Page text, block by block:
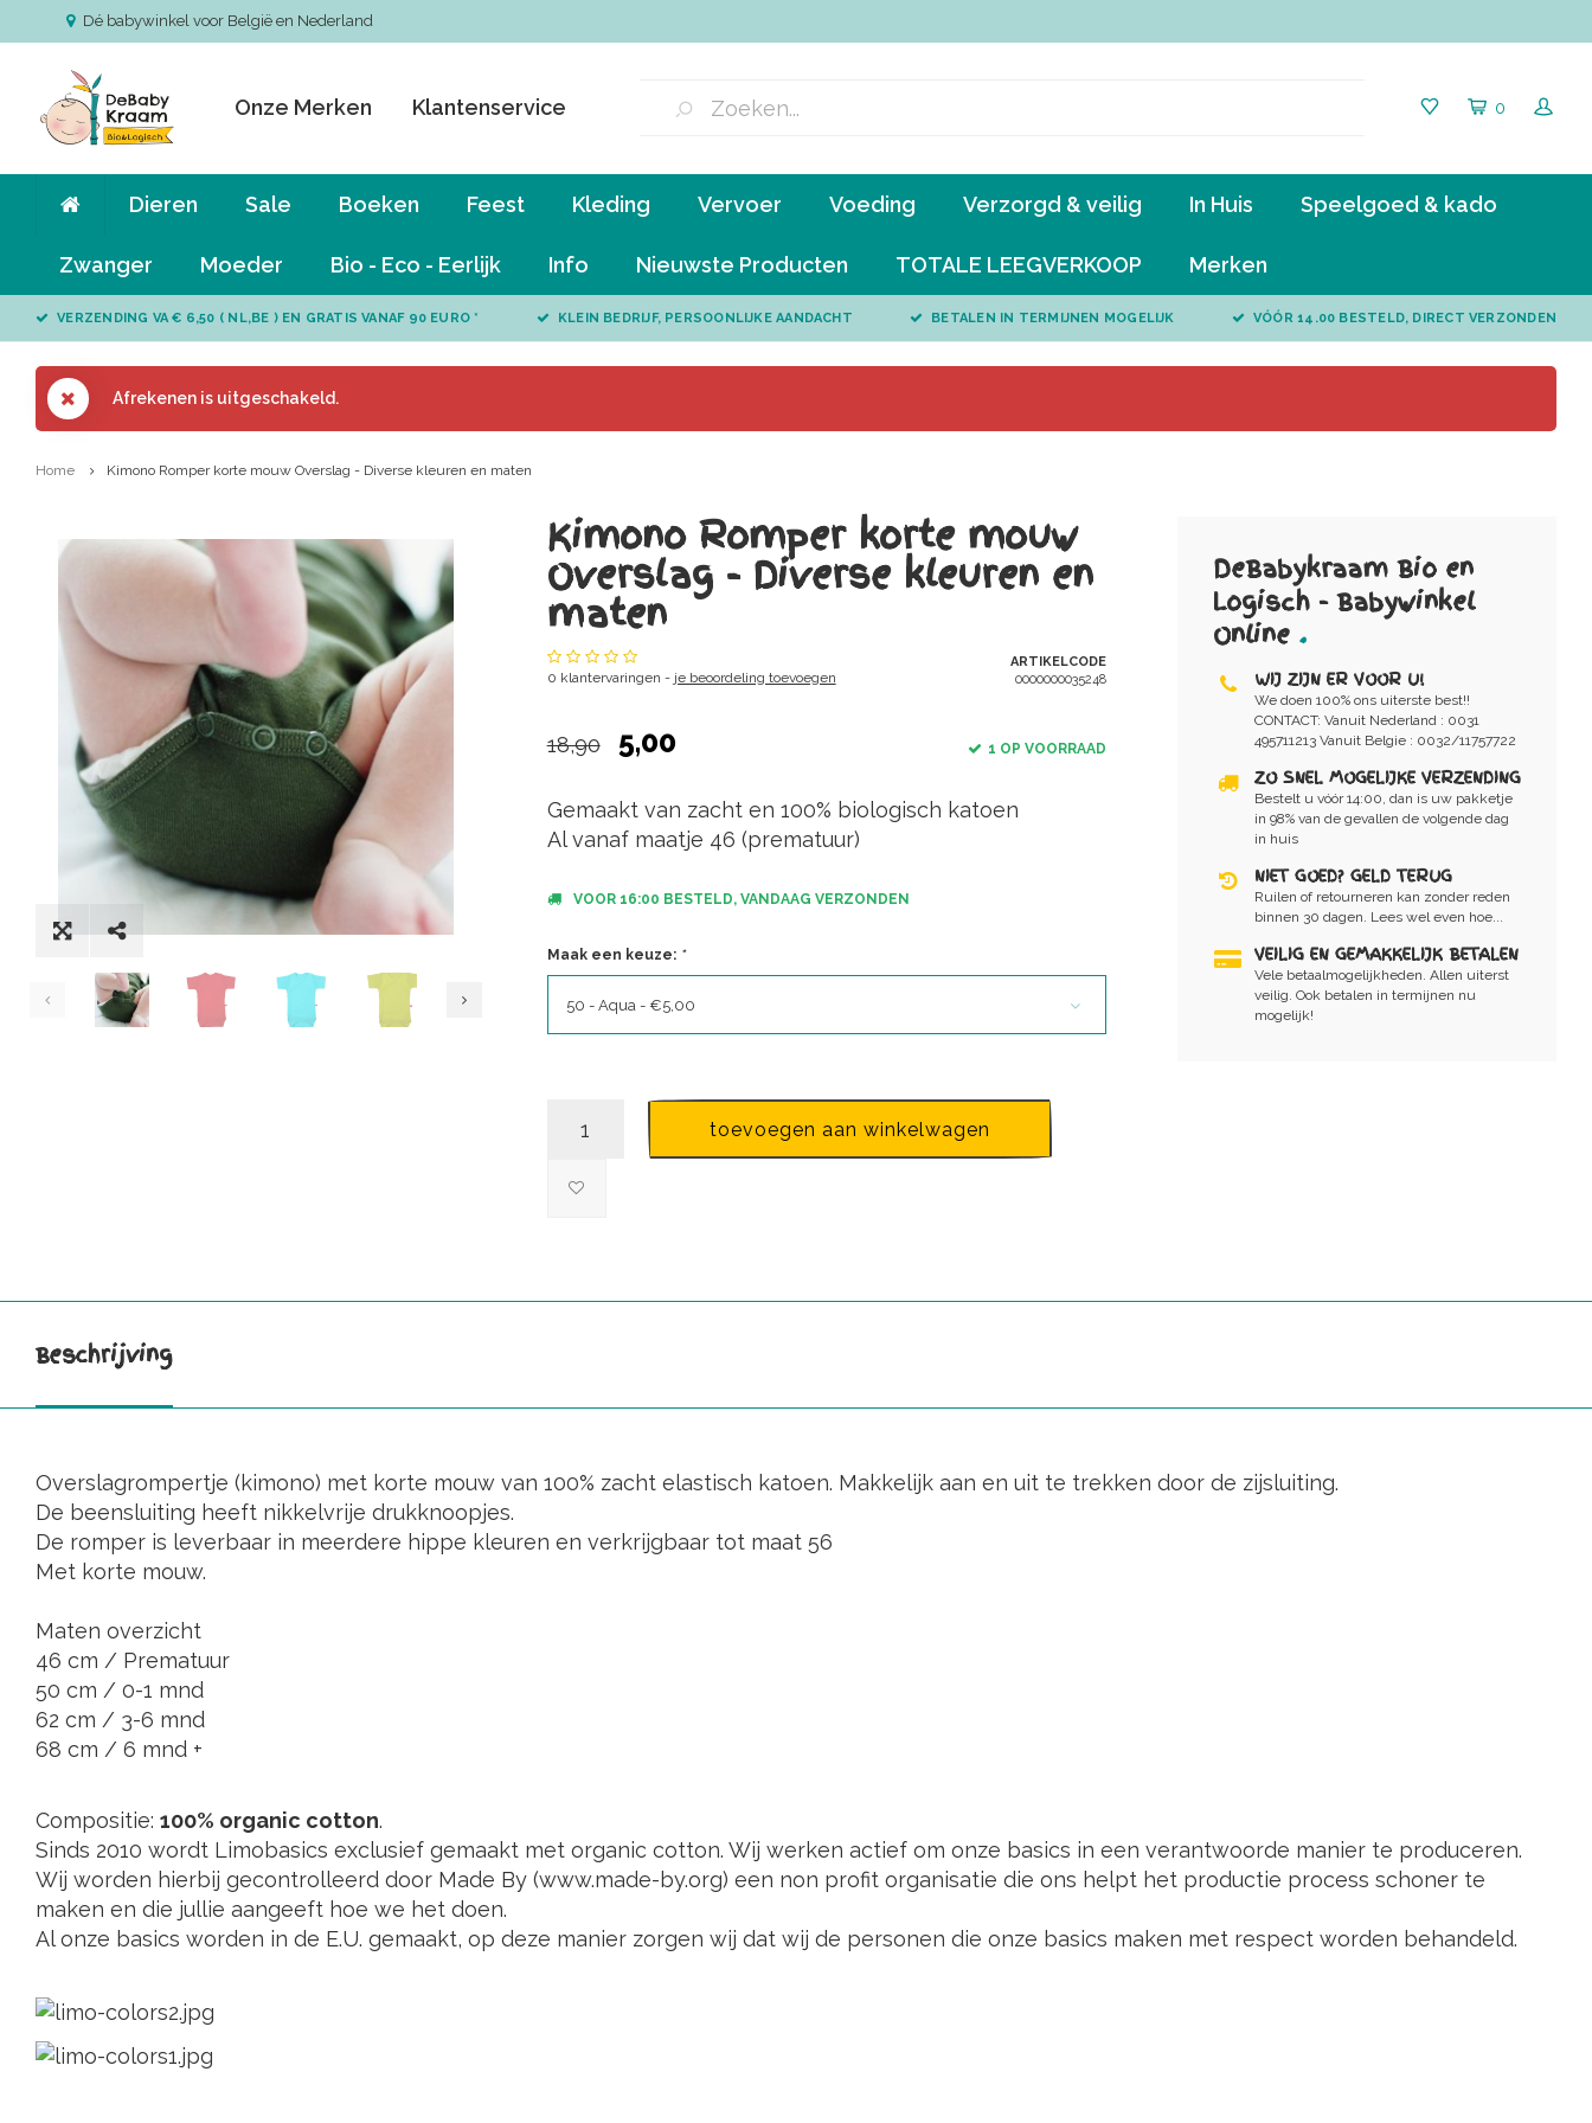
Dé babywinkel voor België en Nederland
Onze Merken Klantenservice 0
Dieren Sale Boeken Feest Kleding Vervoer Voeding Verzorgd & veilig In Huis Speelgoed & kado
Zwanger Moeder Bio - Eco - Eerlijk Info Nieuwste Producten TOTALE LEEGVERKOOP Merken
VERZENDING VA € 6,50 ( NL,BE ) EN GRATIS VANAF 90 EURO * KLEIN BEDRIJF, PERSOONLIJKE AANDACHT BETALEN IN TERMIJNEN MOGELIJK VÓÓR 14.00 BESTELD, DIRECT VERZONDEN
Afrekenen is uitgeschakeld.
Home Kimono Romper korte mouw Overslag - Diverse kleuren en maten
Kimono Romper korte mouw
Overslag - Diverse kleuren en
maten
0 klantervaringen - je beoordeling toevoegen
ARTIKELCODE
0000000035248
18,90 5,00 1 OP VOORRAAD
Gemaakt van zacht en 100% biologisch katoen
Al vanaf maatje 46 (prematuur)
VOOR 16:00 BESTELD, VANDAAG VERZONDEN
Maak een keuze: *
50 - Aqua - €5,00
toevoegen aan winkelwagen
DeBabykraam Bio en
Logisch - Babywinkel
Online .
WIJ ZIJN ER VOOR U!
We doen 100% ons uiterste best!!
CONTACT: Vanuit Nederland : 0031
495711213 Vanuit Belgie : 0032/11757722
ZO SNEL MOGELIJKE VERZENDING
Bestelt u vóór 14:00, dan is uw pakketje
in 98% van de gevallen de volgende dag
in huis
NIET GOED? GELD TERUG
Ruilen of retourneren kan zonder reden
binnen 30 dagen. Lees wel even hoe...
VEILIG EN GEMAKKELIJK BETALEN
Vele betaalmogelijkheden. Allen uiterst
veilig. Ook betalen in termijnen nu
mogelijk!
Beschrijving
Overslagrompertje (kimono) met korte mouw van 100% zacht elastisch katoen. Makkelijk aan en uit te trekken door de zijsluiting.
De beensluiting heeft nikkelvrije drukknoopjes.
De romper is leverbaar in meerdere hippe kleuren en verkrijgbaar tot maat 56
Met korte mouw.
Maten overzicht
46 cm / Prematuur
50 cm / 0-1 mnd
62 cm / 3-6 mnd
68 cm / 6 mnd +
Compositie: 100% organic cotton.
Sinds 2010 wordt Limobasics exclusief gemaakt met organic cotton. Wij werken actief om onze basics in een verantwoorde manier te produceren.
Wij worden hierbij gecontrolleerd door Made By (www.made-by.org) een non profit organisatie die ons helpt het productie process schoner te
maken en die jullie aangeeft hoe we het doen.
Al onze basics worden in de E.U. gemaakt, op deze manier zorgen wij dat wij de personen die onze basics maken met respect worden behandeld.